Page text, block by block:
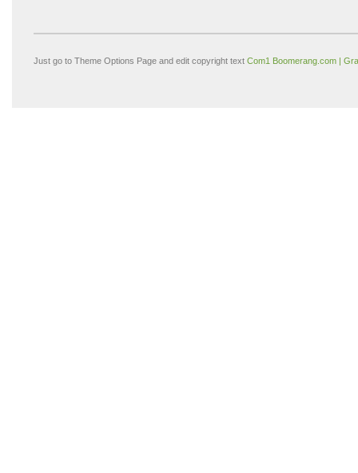
Just go to Theme Options Page and edit copyright text Com1 Boomerang.com |